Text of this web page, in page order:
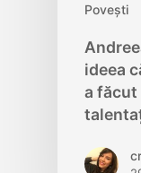
Povești
ideea
a făcut